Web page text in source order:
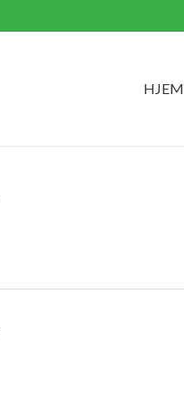
HJEM